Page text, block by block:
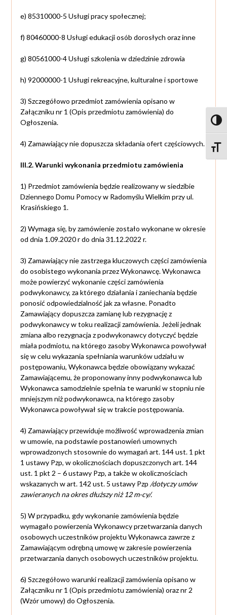
e) 85310000-5 Usługi pracy społecznej;
f) 80460000-8 Usługi edukacji osób dorosłych oraz inne
g) 80561000-4 Usługi szkolenia w dziedzinie zdrowia
h) 92000000-1 Usługi rekreacyjne, kulturalne i sportowe
3) Szczegółowo przedmiot zamówienia opisano w
Załączniku nr 1 (Opis przedmiotu zamówienia) do
Ogłoszenia.
4) Zamawiający nie dopuszcza składania ofert częściowych.
III.2. Warunki wykonania przedmiotu zamówienia
1) Przedmiot zamówienia będzie realizowany w siedzibie
Dziennego Domu Pomocy w Radomyślu Wielkim przy ul.
Krasińskiego 1.
2) Wymaga się, by zamówienie zostało wykonane w okresie
od dnia 1.09.2020 r do dnia 31.12.2022 r.
3) Zamawiający nie zastrzega kluczowych części zamówienia
do osobistego wykonania przez Wykonawcę. Wykonawca
może powierzyć wykonanie części zamówienia
podwykonawcy, za którego działania i zaniechania będzie
ponosić odpowiedzialność jak za własne. Ponadto
Zamawiający dopuszcza zamianę lub rezygnację z
podwykonawcy w toku realizacji zamówienia. Jeżeli jednak
zmiana albo rezygnacja z podwykonawcy dotyczyć będzie
miała podmiotu, na którego zasoby Wykonawca powoływał
się w celu wykazania spełniania warunków udziału w
postępowaniu, Wykonawca będzie obowiązany wykazać
Zamawiającemu, że proponowany inny podwykonawca lub
Wykonawca samodzielnie spełnia te warunki w stopniu nie
mniejszym niż podwykonawca, na którego zasoby
Wykonawca powoływał się w trakcie postępowania.
4) Zamawiający przewiduje możliwość wprowadzenia zmian
w umowie, na podstawie postanowień umownych
wprowadzonych stosownie do wymagań art. 144 ust. 1 pkt
1 ustawy Pzp, w okolicznościach dopuszczonych art. 144
ust. 1 pkt 2 – 6 ustawy Pzp, a także w okolicznościach
wskazanych w art. 142 ust. 5 ustawy Pzp /dotyczy umów
zawieranych na okres dłuższy niż 12 m-cy/.
5) W przypadku, gdy wykonanie zamówienia będzie
wymagało powierzenia Wykonawcy przetwarzania danych
osobowych uczestników projektu Wykonawca zawrze z
Zamawiającym odrębną umowę w zakresie powierzenia
przetwarzania danych osobowych uczestników projektu.
6) Szczegółowo warunki realizacji zamówienia opisano w
Załączniku nr 1 (Opis przedmiotu zamówienia) oraz nr 2
(Wzór umowy) do Ogłoszenia.